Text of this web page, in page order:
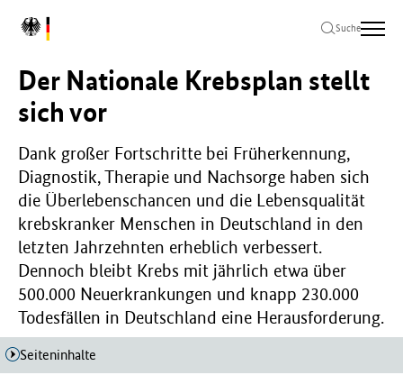
Hauptinhalt
springen
Hauptnavigation
springen
Seitenende
springen
L
u
d
e
s
m
i
n
s
t
e
r
i
Suche
Der Nationale Krebsplan stellt
sich vor
Dank großer Fortschritte bei Früherkennung,
Diagnostik, Therapie und Nachsorge haben sich
die Überlebenschancen und die Lebensqualität
krebskranker Menschen in Deutschland in den
letzten Jahrzehnten erheblich verbessert.
Dennoch bleibt Krebs mit jährlich etwa über
500.000 Neuerkrankungen und knapp 230.000
Todesfällen in Deutschland eine Herausforderung.
Seiteninhalte